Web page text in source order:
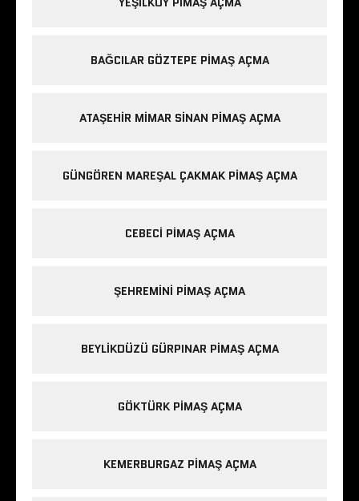
BAĞCILAR GÖZTEPE PIMAŞ AÇMA
ATAŞEHIR MIMAR SINAN PIMAŞ AÇMA
GÜNGÖREN MAREŞAL ÇAKMAK PIMAŞ AÇMA
CEBECI PIMAŞ AÇMA
ŞEHREMINI PIMAŞ AÇMA
BEYLIKDÜZÜ GÜRPINAR PIMAŞ AÇMA
GÖKTÜRK PIMAŞ AÇMA
KEMERBURGAZ PIMAŞ AÇMA